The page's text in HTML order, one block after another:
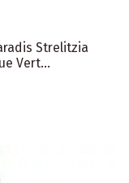
Strelitzia
Vert...